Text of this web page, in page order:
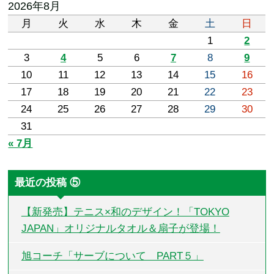
2026年8月
月 火 水 木 金 土
日
1
2
3
4 5 6 7 8
9
10
11 12 13 14 15
16
17
18 19 20 21 22
23
24
25 26 27 28 29
30
31
« 7月
最近の投稿 ⑤
【新発売】テニス×和のデザイン！「TOKYO
JAPAN」オリジナルタオル＆扇子が登場！
旭コーチ「サーブについて PART５」